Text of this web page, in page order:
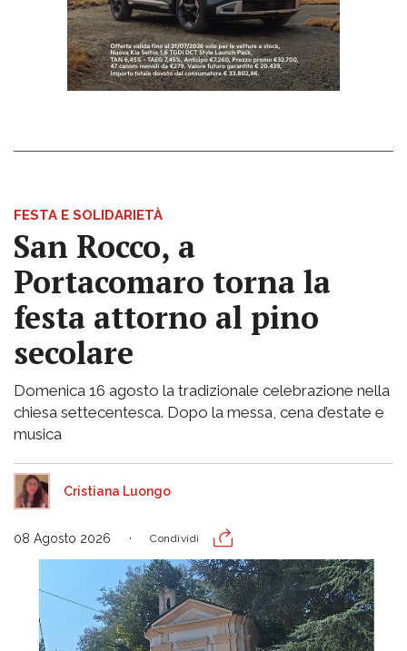
FESTA E SOLIDARIETÀ
San Rocco, a
Portacomaro torna la
festa attorno al pino
secolare
Domenica 16 agosto la tradizionale celebrazione nella
chiesa settecentesca. Dopo la messa, cena d’estate e
musica
Cristiana Luongo
08 Agosto 2026 Condividi